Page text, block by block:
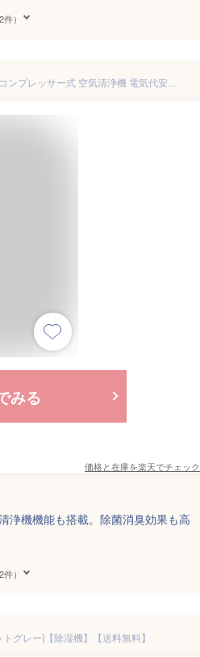
）
みる
価格と在庫を楽天でチェック
浄機機能も搭載。除菌消臭効果も高
）
グレー]【除湿機】【送料無料】